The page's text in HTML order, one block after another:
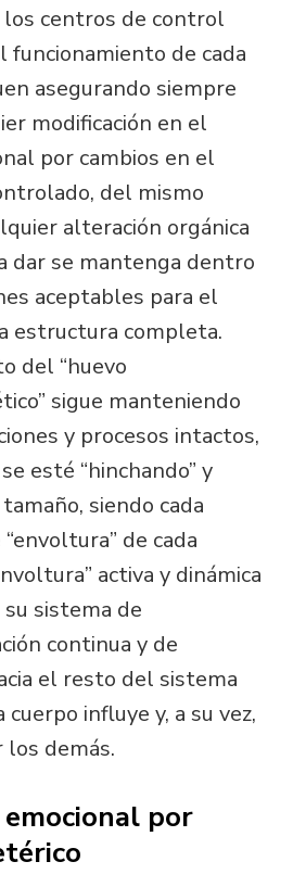
los centros de control
funcionamiento de cada
asegurando siempre
modificación en el
por cambios en el
del mismo
alteración orgánica
dar se mantenga dentro
aceptables para el
estructura completa.
del “huevo
sigue manteniendo
y procesos intactos,
esté “hinchando” y
siendo cada
de cada
activa y dinámica
sistema de
continua y de
el resto del sistema
cuerpo influye y, a su vez,
los demás.
por